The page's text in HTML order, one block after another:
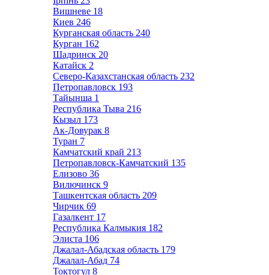
Вишневе 18
Киев 246
Курганская область 240
Курган 162
Шадринск 20
Катайск 2
Северо-Казахстанская область 232
Петропавловск 193
Тайынша 1
Республика Тыва 216
Кызыл 173
Ак-Довурак 8
Туран 7
Камчатский край 213
Петропавловск-Камчатский 135
Елизово 36
Вилючинск 9
Ташкентская область 209
Чирчик 69
Газалкент 17
Республика Калмыкия 182
Элиста 106
Джалал-Абадская область 179
Джалал-Абад 74
Токтогул 8